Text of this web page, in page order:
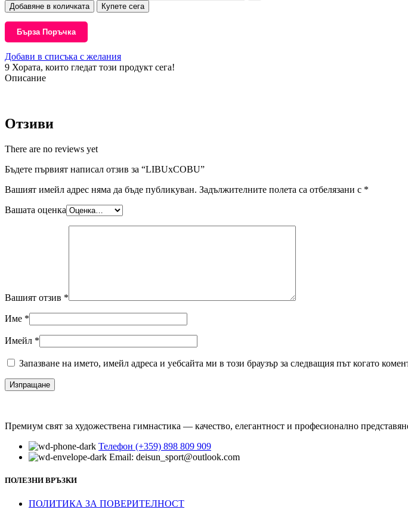
Добавяне в количката Купете сега
Бърза Поръчка
Добави в списъка с желания
9 Хората, които гледат този продукт сега!
Описание
Отзиви
There are no reviews yet
Бъдете първият написал отзив за “LIBUxCOBU”
Вашият имейл адрес няма да бъде публикуван. Задължителните полета са отбелязани с *
Вашата оценка
Вашият отзив *
Име *
Имейл *
Запазване на името, имейл адреса и уебсайта ми в този браузър за следващия път когато
Премиум свят за художествена гимнастика — качество, елегантност и професионално
Телефон (+359) 898 809 909
Email: deisun_sport@outlook.com
ПОЛЕЗНИ ВРЪЗКИ
ПОЛИТИКА ЗА ПОВЕРИТЕЛНОСТ